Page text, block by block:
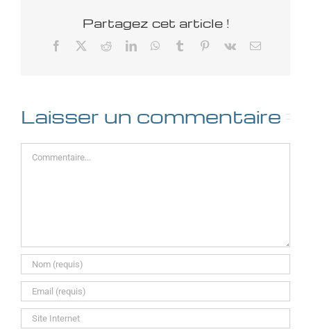
Partagez cet article !
Facebook RedditLinkedInWhatsApp
Tumblr Pinterest
Vk Email
Laisser un commentaire
Commentaire